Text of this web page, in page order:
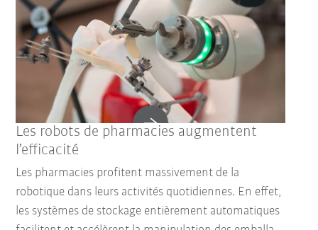
Les robots de pharmacies augmentent
l’efficacité
Les pharmacies profitent massivement de la
robotique dans leurs activités quotidiennes. En effet,
les systèmes de stockage entièrement automatiques